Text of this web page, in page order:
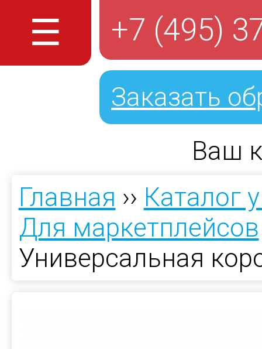
☰ +7 (495)
Заказать
Ваш
Главная ›› Каталог
Для маркетплейсов
Универсальная